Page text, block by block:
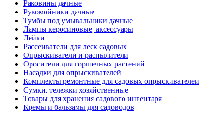
Раковины дачные
Рукомойники дачные
Тумбы под умывальники дачные
Лампы керосиновые, аксессуары
Лейки
Рассеиватели для леек садовых
Опрыскиватели и распылители
Оросители для горшечных растений
Насадки для опрыскивателей
Комплекты ремонтные для садовых опрыскивателей
Сумки, тележки хозяйственные
Товары для хранения садового инвентаря
Кремы и бальзамы для садоводов